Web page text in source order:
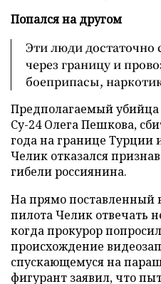
Попался на другом
Эти люди достаточно
через границу и
боеприпасы,
Предполагаемый убийца
Су-24 Олега Пешкова,
года на границе Турции
Челик отказался
гибели россиянина.
На прямо поставленный
пилота Челик отвечать
когда прокурор
происхождение
спускающемуся на
фигурант заявил, что